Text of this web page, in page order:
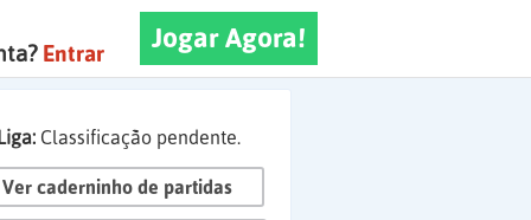
Jogar Agora!
Entrar
Classificação pendente.
Ver caderninho de partidas